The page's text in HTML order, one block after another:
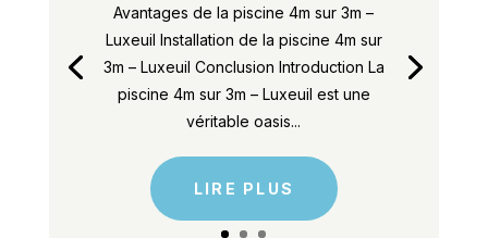
Avantages de la piscine 4m sur 3m –
Luxeuil Installation de la piscine 4m sur
3m – Luxeuil Conclusion Introduction La
piscine 4m sur 3m – Luxeuil est une
véritable oasis...
LIRE PLUS